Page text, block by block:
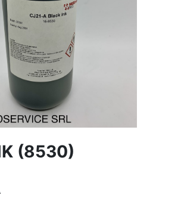
(8530)